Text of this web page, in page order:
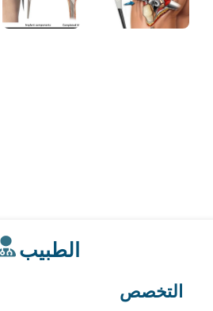
الطبيب
التخصص